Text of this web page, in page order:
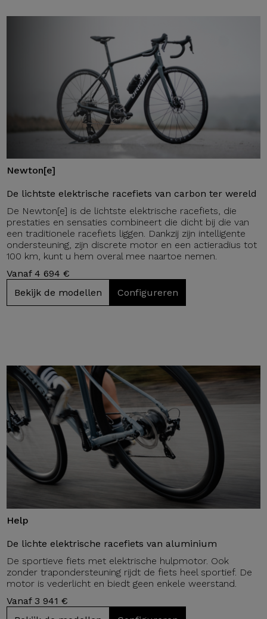
Newton[e]
De lichtste elektrische racefiets van carbon ter wereld
De Newton[e] is de lichtste elektrische racefiets, die
prestaties en sensaties combineert die dicht bij die van
een traditionele racefiets liggen. Dankzij zijn intelligente
ondersteuning, zijn discrete motor en een actieradius tot
100 km, kunt u hem overal mee naartoe nemen.
Vanaf 4 694 €
Bekijk de modellen
Configureren
Help
De lichte elektrische racefiets van aluminium
De sportieve fiets met elektrische hulpmotor. Ook
zonder trapondersteuning rijdt de fiets heel sportief. De
motor is vederlicht en biedt geen enkele weerstand.
Vanaf 3 941 €